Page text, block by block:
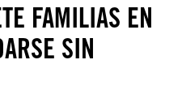
FAMILIAS EN
SIN